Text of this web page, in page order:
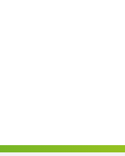
link gaat